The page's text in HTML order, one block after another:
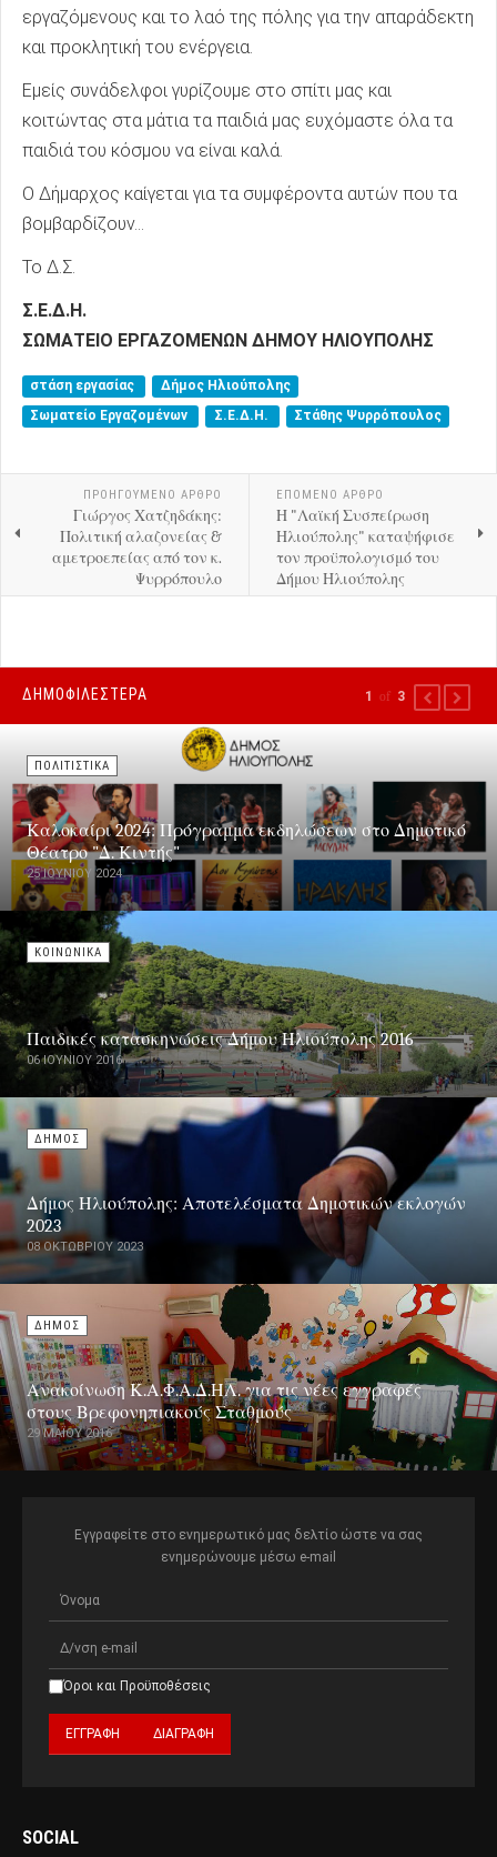
εργαζόμενους και το λαό της πόλης για την απαράδεκτη
και προκλητική του ενέργεια.
Εμείς συνάδελφοι γυρίζουμε στο σπίτι μας και
κοιτώντας στα μάτια τα παιδιά μας ευχόμαστε όλα τα
παιδιά του κόσμου να είναι καλά.
Ο Δήμαρχος καίγεται για τα συμφέροντα αυτών που τα
βομβαρδίζουν...
Το Δ.Σ.
Σ.Ε.Δ.Η.
ΣΩΜΑΤΕΙΟ ΕΡΓΑΖΟΜΕΝΩΝ ΔΗΜΟΥ ΗΛΙΟΥΠΟΛΗΣ
στάση εργασίας
Δήμος Ηλιούπολης
Σωματείο Εργαζομένων
Σ.Ε.Δ.Η. Στάθης Ψυρρόπουλος
ΠΡΟΗΓΟΎΜΕΝΟ ΑΡΘΡΟ
Γιώργος Χατζηδάκης:
Πολιτική αλαζονείας &
αμετροεπείας από τον κ.
Ψυρρόπουλο
ΕΠΟΜΕΝΟ ΑΡΘΡΟ
Η "Λαϊκή Συσπείρωση
Ηλιούπολης" καταψήφισε
τον προϋπολογισμό του
Δήμου Ηλιούπολης
ΔΗΜΟΦΙΛΕΣΤΕΡΑ
ΠΟΛΙΤΙΣΤΙΚΑ
Καλοκαίρι 2024: Πρόγραμμα εκδηλώσεων στο Δημοτικό
Θέατρο "Δ. Κιντής"
25 ΙΟΥΝΊΟΥ 2024
ΚΟΙΝΩΝΙΚΑ
Παιδικές κατασκηνώσεις Δήμου Ηλιούπολης 2016
06 ΙΟΥΝΊΟΥ 2016
ΔΗΜΟΣ
Δήμος Ηλιούπολης: Αποτελέσματα Δημοτικών εκλογών
2023
08 ΟΚΤΩΒΡΊΟΥ 2023
ΔΗΜΟΣ
Ανακοίνωση Κ.Α.Φ.Α.Δ.ΗΛ. για τις νέες εγγραφές
στους Βρεφονηπιακούς Σταθμούς
29 ΜΑΪ́ΟΥ 2016
1 of 3 PREVIOUS
NEXT
Εγγραφείτε στο ενημερωτικό μας δελτίο ώστε να σας
ενημερώνουμε μέσω e-mail
Όροι και Προϋποθέσεις
SOCIAL